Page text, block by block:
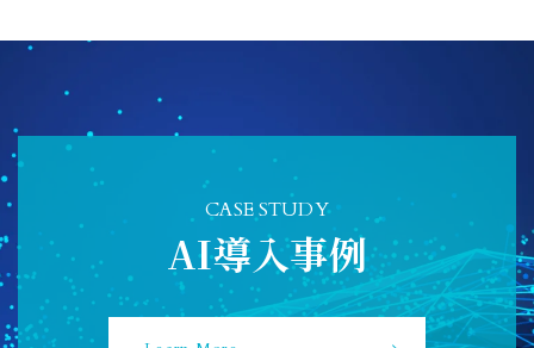
CASE STUDY
AI導入事例